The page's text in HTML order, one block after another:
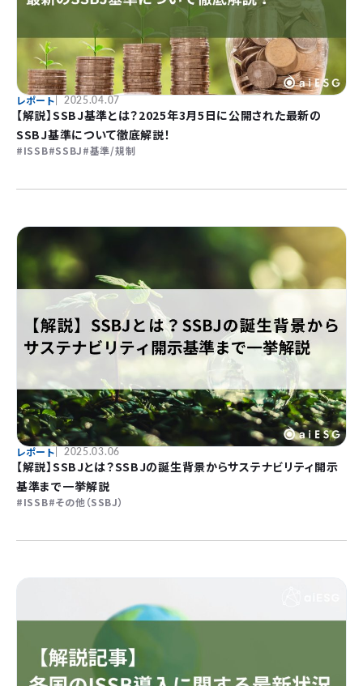
レポート 2025.04.07
【解説】SSBJ基準とは？2025年3月5日に公開された最新の
SSBJ基準について徹底解説！
ISSB SSBJ 基準/規制
レポート 2025.03.06
【解説】SSBJとは？SSBJの誕生背景からサステナビリティ開示
基準まで一挙解説
ISSB その他（SSBJ）